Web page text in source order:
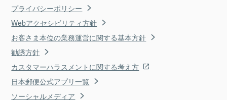
プライバシーポリシー
Webアクセシビリティ方針
お客さま本位の業務運営に関する基本方針
勧誘方針
カスタマーハラスメントに関する考え方
日本郵便公式アプリ一覧
ソーシャルメディア